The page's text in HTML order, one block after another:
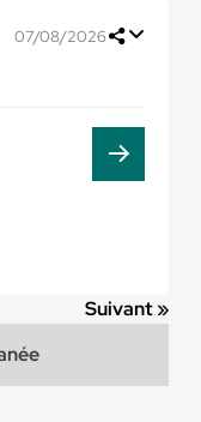
07/08/2026
Suivant »